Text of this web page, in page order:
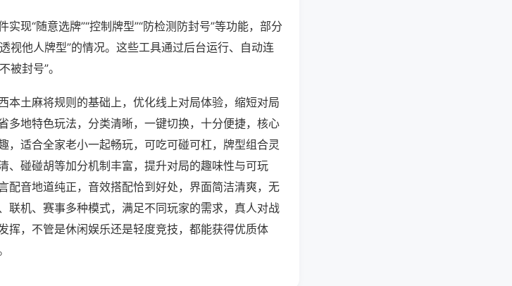
现“随意选牌”“控制牌型”“防检测防封号”等功能，部分
视他人牌型”的情况。这些工具通过后台运行、自动连
被封号”。
本土麻将规则的基础上，优化线上对局体验，缩短对局
多地特色玩法，分类清晰，一键切换，十分便捷，核心
，适合全家老小一起畅玩，可吃可碰可杠，牌型组合灵
、碰碰胡等加分机制丰富，提升对局的趣味性与可玩
配音地道纯正，音效搭配恰到好处，界面简洁清爽，无
联机、赛事多种模式，满足不同玩家的需求，真人对战
挥，不管是休闲娱乐还是轻度竞技，都能获得优质体